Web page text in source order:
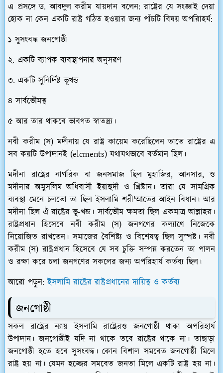
এ প্রসঙ্গে ড. আবদুল করীম যায়দান বলেন: রাষ্ট্রের যে সংজ্ঞাই দেয়া
হোক না কেন একটি রাষ্ট্র গঠিত হওয়ার জন্য পাঁচটি বিষয় অপরিাহর্য:
১ সুসংবদ্ধ জনগোষ্ঠী
২. একটি ব্যাপক ব্যবস্থাপনার অনুসরণ
৩. একটি সুনির্দিষ্ট ভূখন্ড
৪ সার্বভৌমত্ব
৫ আর তার থাকবে ভাবগত স্বাতন্ত্র্য।
নবী করীম (স) মদীনায় যে রাষ্ট্র কায়েম করেছিলেন তাতে রাষ্ট্রের এ
সব কয়টি উপাদানই (elcments) যথাযথভাবে বর্তমান ছিল।
মদীনা রাষ্ট্রের নাগরিক বা জনসমাজ ছিল মুহাজির, আনসার, ও
মদীনার অমুসলিম অধিবাসী ইয়াহুদী ও খ্রিষ্টান। তারা যে সামগ্রিক
ব্যবস্থা মেনে চলতো তা ছিল ইসলামি শরী'আতের আইন বিধান। আর
মদীনা ছিল ঐ রাষ্ট্রের ভূ-খন্ড। সার্বভৌম ক্ষমতা ছিল একমাত্র আল্লাহর।
রাষ্ট্রপ্রধান হিসেবে নবী করীম (স) জনগণের কল্যাণে নিজেকে
নিয়োজিত রাখতেন। সমাজের বৈশিষ্ট্য ও বিশেষত্ব ছিল সুস্পষ্ট। নবী
করীম (স) রাষ্ট্রপ্রধান হিসেবে যে সব চুক্তি সম্পন্ন করতেন তা পালন
ও রক্ষা করে চলা জনগণের সকলের জন্য অপরিহার্য কর্তব্য ছিল।
আরো পড়ুন:ইসলামি রাষ্ট্রের রাষ্ট্রপ্রধানের দায়িত্ব ও কর্তব্য
জনগোষ্ঠী
সকল রাষ্ট্রের ন্যায় ইসলামি রাষ্ট্রেরও জনগোষ্ঠী থাকা অপরিহার্য
উপাদান। জনগোষ্ঠীই যদি না থাকে তবে রাষ্ট্রের থাকে না। তাছাড়া
জনগোষ্ঠী হতে হবে সুসংবদ্ধ। কোন বিশাল সমবেত জনগোষ্ঠী মিলে
রাষ্ট্র হয় না। যেমন হজ্জের সমবেত জনতা মিলে একটি রাষ্ট্র হয় না।